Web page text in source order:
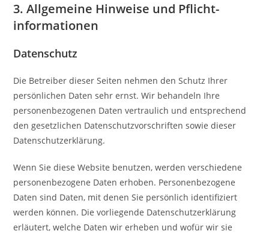
3. Allgemeine Hinweise und Pflicht­
informationen
Datenschutz
Die Betreiber dieser Seiten nehmen den Schutz Ihrer
persönlichen Daten sehr ernst. Wir behandeln Ihre
personenbezogenen Daten vertraulich und entsprechend
den gesetzlichen Datenschutzvorschriften sowie dieser
Datenschutzerklärung.
Wenn Sie diese Website benutzen, werden verschiedene
personenbezogene Daten erhoben. Personenbezogene
Daten sind Daten, mit denen Sie persönlich identifiziert
werden können. Die vorliegende Datenschutzerklärung
erläutert, welche Daten wir erheben und wofür wir sie